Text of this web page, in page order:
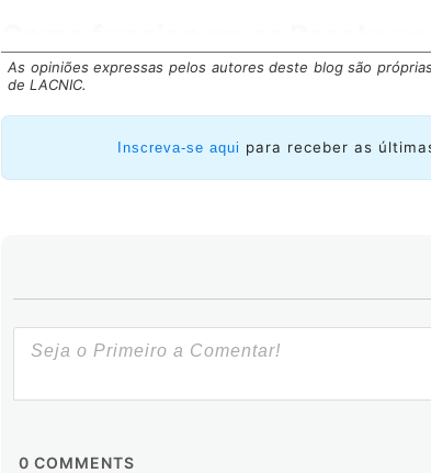
Criação de uma Passkey
As opiniões expressas pelos autores deste blog são
de LACNIC.
Inscreva-se aqui para receber as
0 COMMENTS